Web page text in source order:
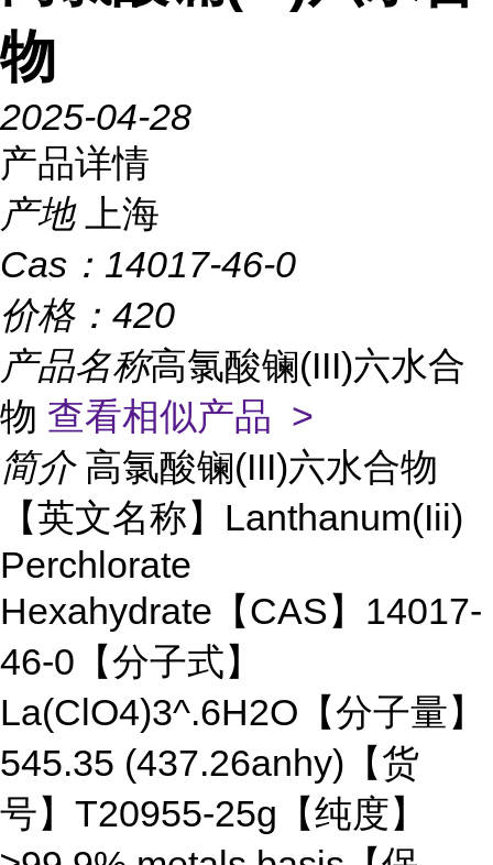
物
2025-04-28
产品详情
产地
上海
Cas： 14017-46-0
价格： 420
产品名称高氯酸镧(III)六水合
物 查看相似产品 >
简介 高氯酸镧(III)六水合物
【英文名称】Lanthanum(Iii)
Perchlorate
Hexahydrate【CAS】14017-
46-0【分子式】
La(ClO4)3^.6H2O【分子量】
545.35 (437.26anhy)【货
号】T20955-25g【纯度】